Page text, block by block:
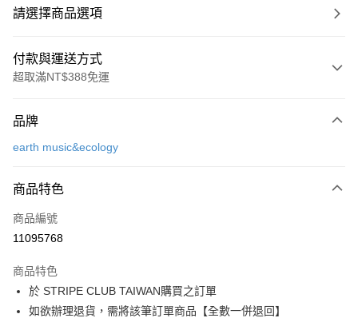
請選擇商品選項
付款與運送方式
超取滿NT$388免運
信用卡一次付款
3 期 0 利率 每期
合作金庫商業銀行
上海商業儲蓄銀行
臺灣中小企業銀行
匯豐（台灣）商業銀行
華泰商業銀行
聯邦商業銀行
遠東國際商業銀行
超商取貨付款
LINE Pay
Apple Pay
街口支付
品牌
earth music&ecology
商品特色
商品編號
11095768
商品特色
於 STRIPE CLUB TAIWAN購買之訂單
如欲辦理退貨，需將該筆訂單商品【全數一併退回】